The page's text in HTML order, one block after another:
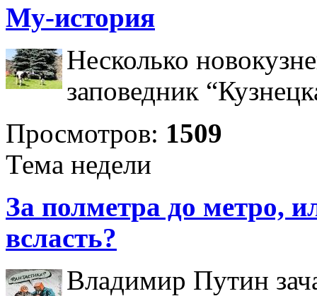
Му-история
Несколько
заповедник
Просмотров: 1509
Тема недели
За полметра до метро,
всласть?
Владимир Путин